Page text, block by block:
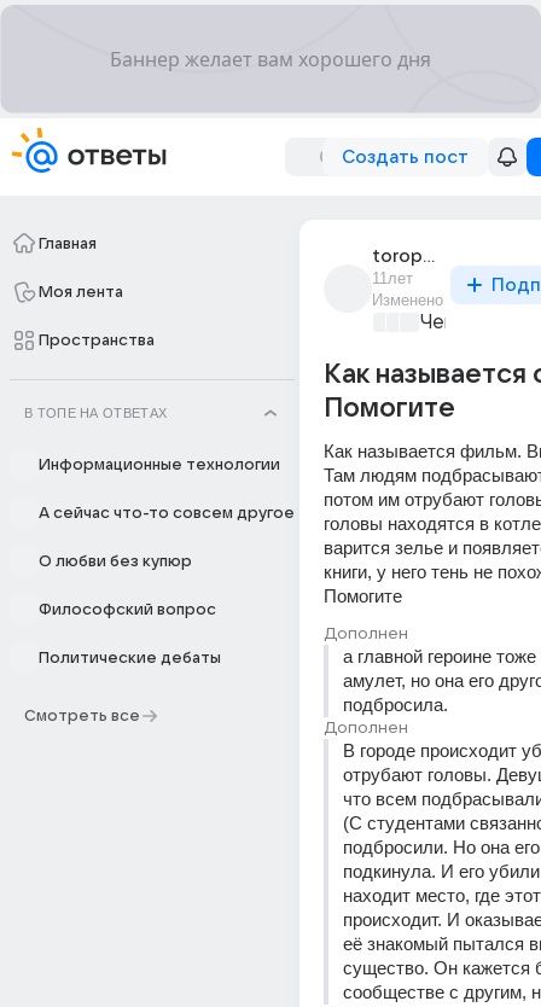
Создать пост
Главная
Моя лента
Пространства
В ТОПЕ НА ОТВЕТАХ
Информационные технологии
А сейчас что-то совсем другое
О любви без купюр
Философский вопрос
Политические дебаты
Смотреть все
toropov_vasilii_2
11лет
Изменено
Чем
Как называется
Помогите
Как называется фильм.
Там людям
потом им отрубают
головы находятся в
варится зелье и
книги, у него тень не
Помогите
Дополнен
а главной героине
амулет, но она его
подбросила.
Дополнен
В городе происходит
отрубают головы.
что всем
(С студентами
подбросили. Но она
подкинула. И его
находит место, где
происходит. И
её знакомый пытался
существо. Он кажется
сообществе с другим,